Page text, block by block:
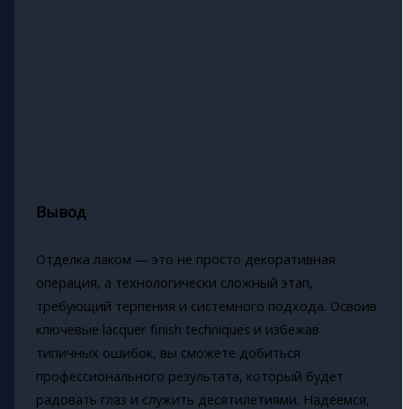
Вывод
Отделка лаком — это не просто декоративная
операция, а технологически сложный этап,
требующий терпения и системного подхода. Освоив
ключевые lacquer finish techniques и избежав
типичных ошибок, вы сможете добиться
профессионального результата, который будет
радовать глаз и служить десятилетиями. Надеемся,